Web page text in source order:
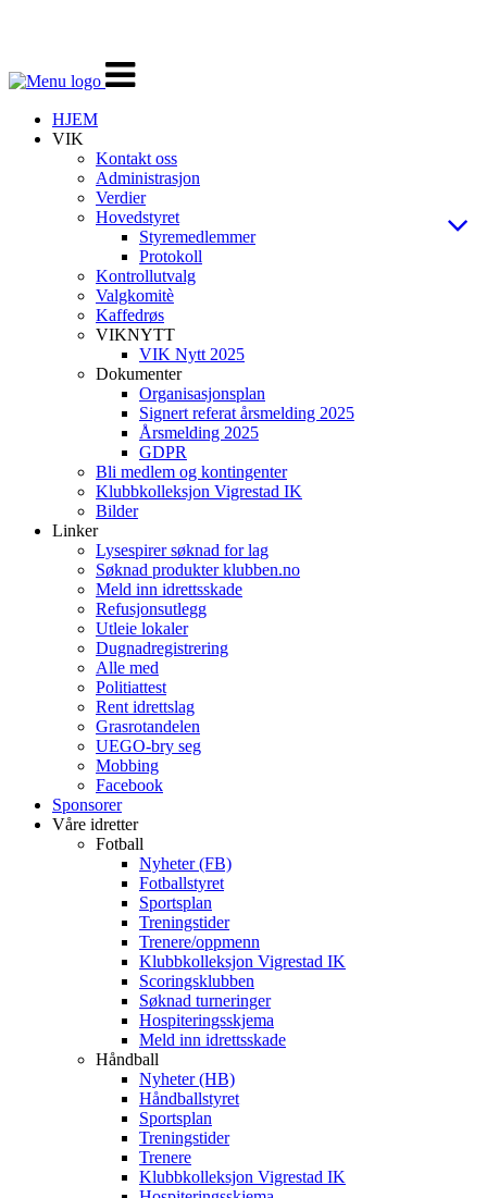
Veksle
navigasjon
HJEM
VIK
Kontakt oss
Administrasjon
Verdier
Hovedstyret
Styremedlemmer
Protokoll
Kontrollutvalg
Valgkomitè
Kaffedrøs
VIKNYTT
VIK Nytt 2025
Dokumenter
Organisasjonsplan
Signert referat årsmelding 2025
Årsmelding 2025
GDPR
Bli medlem og kontingenter
Klubbkolleksjon Vigrestad IK
Bilder
Linker
Lysespirer søknad for lag
Søknad produkter klubben.no
Meld inn idrettsskade
Refusjonsutlegg
Utleie lokaler
Dugnadregistrering
Alle med
Politiattest
Rent idrettslag
Grasrotandelen
UEGO-bry seg
Mobbing
Facebook
Sponsorer
Våre idretter
Fotball
Nyheter (FB)
Fotballstyret
Sportsplan
Treningstider
Trenere/oppmenn
Klubbkolleksjon Vigrestad IK
Scoringsklubben
Søknad turneringer
Hospiteringsskjema
Meld inn idrettsskade
Håndball
Nyheter (HB)
Håndballstyret
Sportsplan
Treningstider
Trenere
Klubbkolleksjon Vigrestad IK